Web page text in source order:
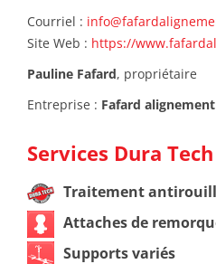
Courriel :
Site Web : https://
Pauline Fafard, propriétaire
Entreprise : Fafard
Services Dura Tech
Traitement
Attaches de
Supports variés